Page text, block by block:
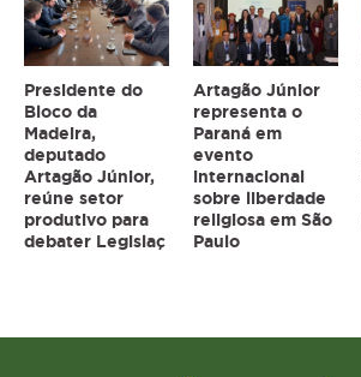
Presidente do
Bloco da
Madeira,
deputado
Artagão Júnior,
reúne setor
produtivo para
debater Legislaç
Artagão Júnior
representa o
Paraná em
evento
internacional
sobre liberdade
religiosa em São
Paulo